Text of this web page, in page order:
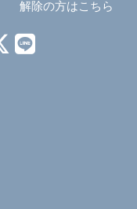
解除の方はこちら